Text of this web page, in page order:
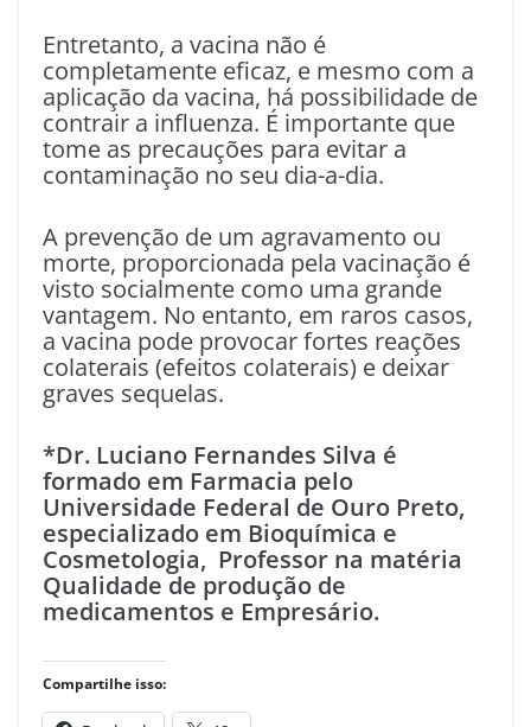
Entretanto, a vacina não é
completamente eficaz, e mesmo com a
aplicação da vacina, há possibilidade de
contrair a influenza. É importante que
tome as precauções para evitar a
contaminação no seu dia-a-dia.
A prevenção de um agravamento ou
morte, proporcionada pela vacinação é
visto socialmente como uma grande
vantagem. No entanto, em raros casos,
a vacina pode provocar fortes reações
colaterais (efeitos colaterais) e deixar
graves sequelas.
*Dr. Luciano Fernandes Silva é
formado em Farmacia pelo
Universidade Federal de Ouro Preto,
especializado em Bioquímica e
Cosmetologia, Professor na matéria
Qualidade de produção de
medicamentos e Empresário.
Compartilhe isso: